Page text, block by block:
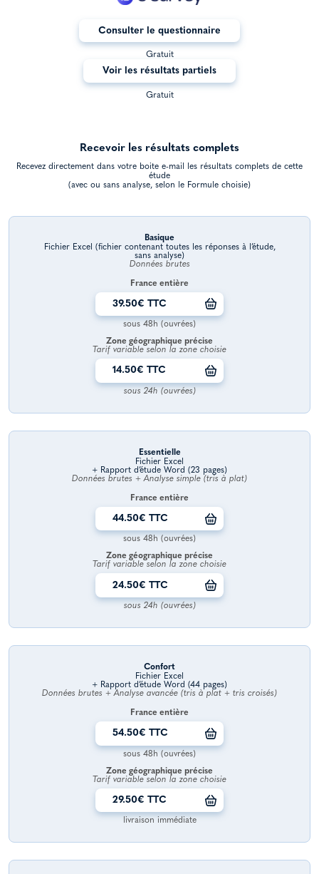
Consulter le questionnaire
Gratuit
Voir les résultats partiels
Gratuit
Recevoir les résultats complets
Recevez directement dans votre boite e-mail les résultats complets de cette
étude
(avec ou sans analyse, selon le Formule choisie)
Basique
Fichier Excel (fichier contenant toutes les réponses à l’étude,
sans analyse)
Données brutes
France entière
39.50€ TTC
sous 48h (ouvrées)
Zone géographique précise
Tarif variable selon la zone choisie
14.50€ TTC
sous 24h (ouvrées)
Essentielle
Fichier Excel
+ Rapport d’étude Word (23 pages)
Données brutes + Analyse simple (tris à plat)
France entière
44.50€ TTC
sous 48h (ouvrées)
Zone géographique précise
Tarif variable selon la zone choisie
24.50€ TTC
sous 24h (ouvrées)
Confort
Fichier Excel
+ Rapport d’étude Word (44 pages)
Données brutes + Analyse avancée (tris à plat + tris croisés)
France entière
54.50€ TTC
sous 48h (ouvrées)
Zone géographique précise
Tarif variable selon la zone choisie
29.50€ TTC
livraison immédiate